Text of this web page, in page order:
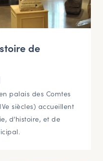
de
palais des Comtes
siècles) accueillent
d’histoire, et de